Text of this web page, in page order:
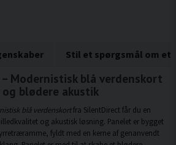
Stil et spørgsmål om et
Modernistisk blå verdenskort
blødere akustik
blå verdenskortfra SilentDirect får du en
og akustisk løsning. Panelet er bygget
fyldt med en kerne af genanvendt